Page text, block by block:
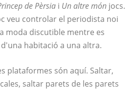
de Pèrsia i Un altre món jocs.
veu controlar el periodista noi
moda discutible mentre es
habitació a una altra.
plataformes són aquí. Saltar,
saltar parets de les parets